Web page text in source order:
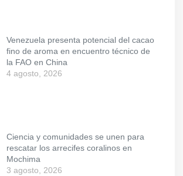
Venezuela presenta potencial del cacao
fino de aroma en encuentro técnico de
la FAO en China
4 agosto, 2026
Ciencia y comunidades se unen para
rescatar los arrecifes coralinos en
Mochima
3 agosto, 2026